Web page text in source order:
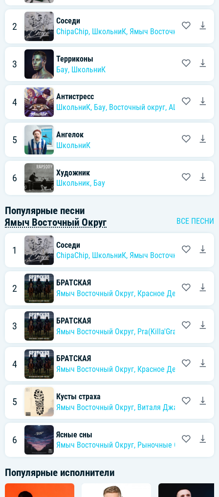
2
Соседи
ChipaChip, ШкольниК, Ямыч Восточный Округ
3
Терриконы
Бау, ШкольниК
4
Антистресс
ШкольниК, Бау, Восточный округ, ALITA
5
Ангелок
ШкольниК
6
Художник
Школьник, Бау
Популярные песни
Ямыч Восточный Округ
ВСЕ ПЕСНИ
1
Соседи
ChipaChip, ШкольниК, Ямыч Восточный Округ
2
БРАТСКАЯ
Ямыч Восточный Округ, Красное Дерево
3
БРАТСКАЯ
Ямыч Восточный Округ, Pra(Killa'Gramm)
4
БРАТСКАЯ
Ямыч Восточный Округ, Красное Дерево
5
Кусты страха
Ямыч Восточный Округ, Виталя Джа HSHpro
6
Ясные сны
Ямыч Восточный Округ, Рыночные Отношения
Популярные исполнители